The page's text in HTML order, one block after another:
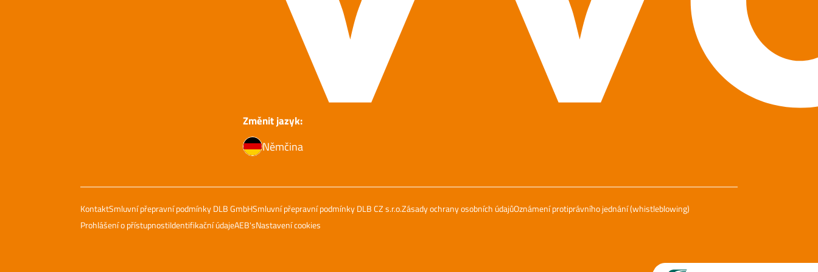
Změnit jazyk:
Němčina
KontaktSmluvní přepravní podmínky DLB GmbHSmluvní přepravní podmínky DLB CZ s.r.o.Zásady ochrany osobních údajůOznámení protiprávního jednání (whistleblowing)
Prohlášení o přístupnostiIdentifikační údajeAEB'sNastavení cookies